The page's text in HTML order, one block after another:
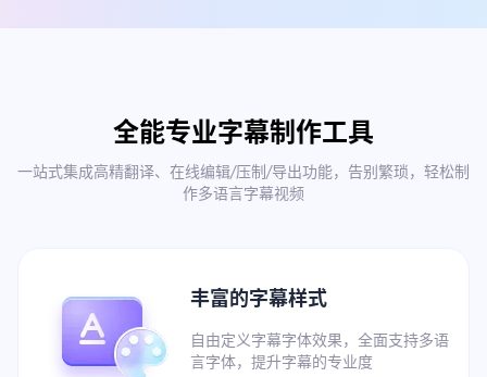
全能专业字幕制作工具
一站式集成高精翻译、在线编辑/压制/导出功能，告别繁琐，轻松制
作多语言字幕视频
丰富的字幕样式
自由定义字幕字体效果，全面支持多语
言字体，提升字幕的专业度